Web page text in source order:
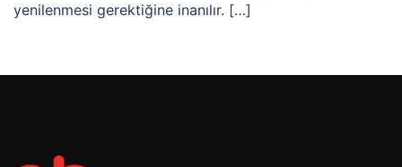
yenilenmesi gerektiğine inanılır. […]